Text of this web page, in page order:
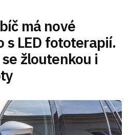
má nové
s LED fototerapií.
žloutenkou i